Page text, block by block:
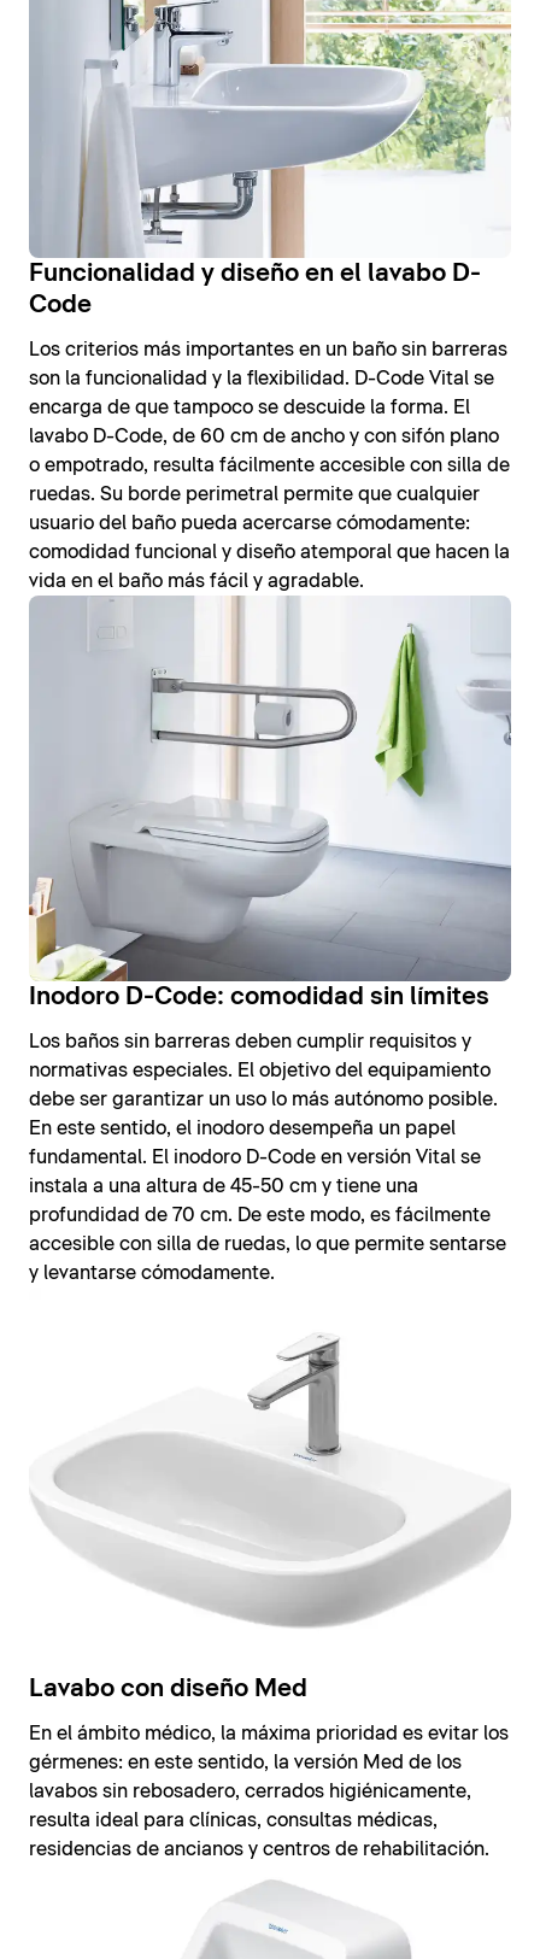
Funcionalidad y diseño en el lavabo D-
Code
Los criterios más importantes en un baño sin barreras
son la funcionalidad y la flexibilidad. D-Code Vital se
encarga de que tampoco se descuide la forma. El
lavabo D-Code, de 60 cm de ancho y con sifón plano
o empotrado, resulta fácilmente accesible con silla de
ruedas. Su borde perimetral permite que cualquier
usuario del baño pueda acercarse cómodamente:
comodidad funcional y diseño atemporal que hacen la
vida en el baño más fácil y agradable.
Inodoro D-Code: comodidad sin límites
Los baños sin barreras deben cumplir requisitos y
normativas especiales. El objetivo del equipamiento
debe ser garantizar un uso lo más autónomo posible.
En este sentido, el inodoro desempeña un papel
fundamental. El inodoro D-Code en versión Vital se
instala a una altura de 45-50 cm y tiene una
profundidad de 70 cm. De este modo, es fácilmente
accesible con silla de ruedas, lo que permite sentarse
y levantarse cómodamente.
Lavabo con diseño Med
En el ámbito médico, la máxima prioridad es evitar los
gérmenes: en este sentido, la versión Med de los
lavabos sin rebosadero, cerrados higiénicamente,
resulta ideal para clínicas, consultas médicas,
residencias de ancianos y centros de rehabilitación.